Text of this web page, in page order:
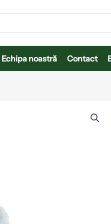
Echipa noastră Contact